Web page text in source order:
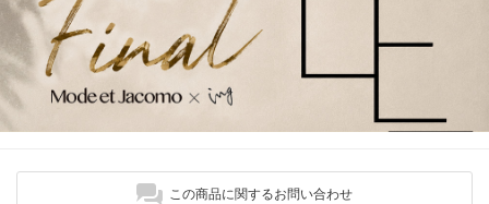
この商品に関するお問い合わせ